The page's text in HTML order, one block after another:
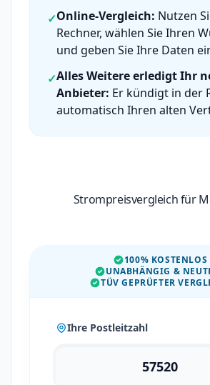
✓Online-Vergleich: Nutzen
Rechner, wählen Sie Ihren
und geben Sie Ihre Daten
✓Alles Weitere erledigt Ihr
Anbieter: Er kündigt in der
automatisch Ihren alten
Strompreisvergleich für
100% KOSTENLOS
UNABHÄNGIG &
TÜV GEPRÜFTER
Ihre Postleitzahl